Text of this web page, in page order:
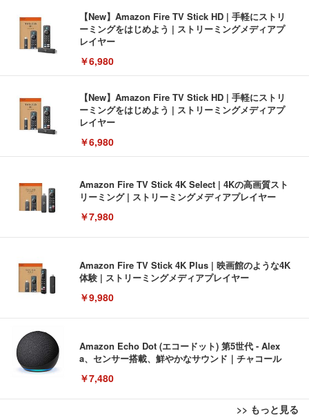
【New】Amazon Fire TV Stick HD | 手軽にストリ
ーミングをはじめよう | ストリーミングメディアプ
レイヤー
￥6,980
【New】Amazon Fire TV Stick HD | 手軽にストリ
ーミングをはじめよう | ストリーミングメディアプ
レイヤー
￥6,980
Amazon Fire TV Stick 4K Select | 4Kの高画質スト
リーミング | ストリーミングメディアプレイヤー
￥7,980
Amazon Fire TV Stick 4K Plus | 映画館のような4K
体験 | ストリーミングメディアプレイヤー
￥9,980
Amazon Echo Dot (エコードット) 第5世代 - Alex
a、センサー搭載、鮮やかなサウンド｜チャコール
￥7,480
>> もっと見る